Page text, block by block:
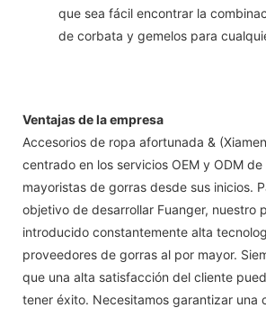
que sea fácil encontrar la
de corbata y gemelos para
Ventajas de la empresa
Accesorios de ropa afortunada &
centrado en los servicios OEM y ODM
mayoristas de gorras desde sus inicios.
objetivo de desarrollar Fuanger, nuestro
introducido constantemente alta
proveedores de gorras al por mayor.
que una alta satisfacción del cliente
tener éxito. Necesitamos garantizar una